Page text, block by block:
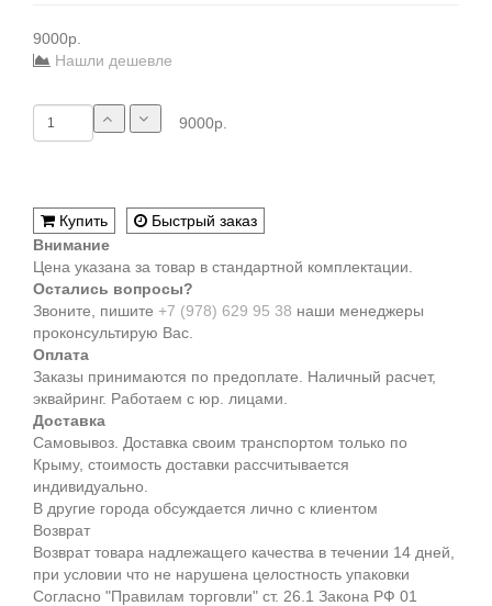
9000р.
Нашли дешевле
9000р.
Купить
Быстрый заказ
Внимание
Цена указана за товар в стандартной комплектации.
Остались вопросы?
Звоните, пишите +7 (978) 629 95 38 наши менеджеры
проконсультирую Вас.
Оплата
Заказы принимаются по предоплате. Наличный расчет,
эквайринг. Работаем с юр. лицами.
Доставка
Самовывоз. Доставка своим транспортом только по
Крыму, стоимость доставки рассчитывается
индивидуально.
В другие города обсуждается лично с клиентом
Возврат
Возврат товара надлежащего качества в течении 14 дней,
при условии что не нарушена целостность упаковки
Согласно "Правилам торговли" ст. 26.1 Закона РФ 01